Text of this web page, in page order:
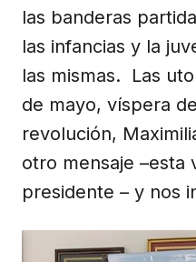
las banderas
las infancias y la
las mismas. Las
de mayo, víspera
revolución,
otro mensaje –esta
presidente – y nos